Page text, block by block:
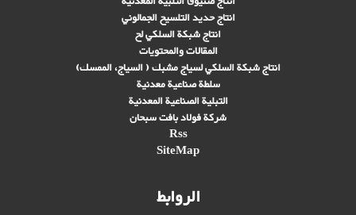
انتاج حديد التلسيح الجمالوني
انتاج شبكة السلكي لح
المقالات والمحتويات
انتاج شبكة السلكي لسياج مشبك ( السياج، الممسك)
سلطة صناعية معدنية
التبلیة الصناعية المعدنية
شركة فولاد بافت سبحان
Rss
SiteMap
الروابط